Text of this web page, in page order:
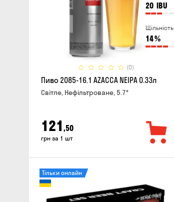
20 IBU
Щільність
14%
(0)
Пиво 2085-16.1 AZACCA NEIPA 0.33л
Світле, Нефільтроване, 5.7°
121 ,50
грн за 1 шт
Тільки онлайн